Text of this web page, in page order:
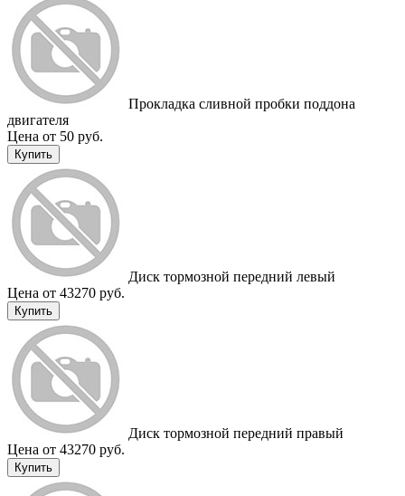
Прокладка сливной пробки поддона
двигателя
Цена от 50 руб.
Купить
Диск тормозной передний левый
Цена от 43270 руб.
Купить
Диск тормозной передний правый
Цена от 43270 руб.
Купить